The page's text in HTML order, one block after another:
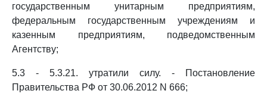
государственным унитарным предприятиям,
федеральным государственным учреждениям и
казенным предприятиям, подведомственным
Агентству;
5.3 - 5.3.21. утратили силу. - Постановление
Правительства РФ от 30.06.2012 N 666;